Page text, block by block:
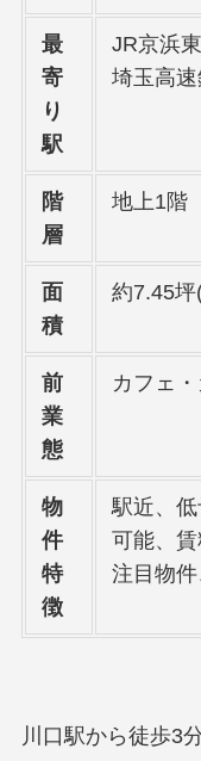
最
寄
り
駅
JR京浜
埼玉高
階
層
地上1階
面
積
約7.45
前
業
態
カフェ
物
件
特
徴
駅近、
可能、
注目物
川口駅から徒歩3